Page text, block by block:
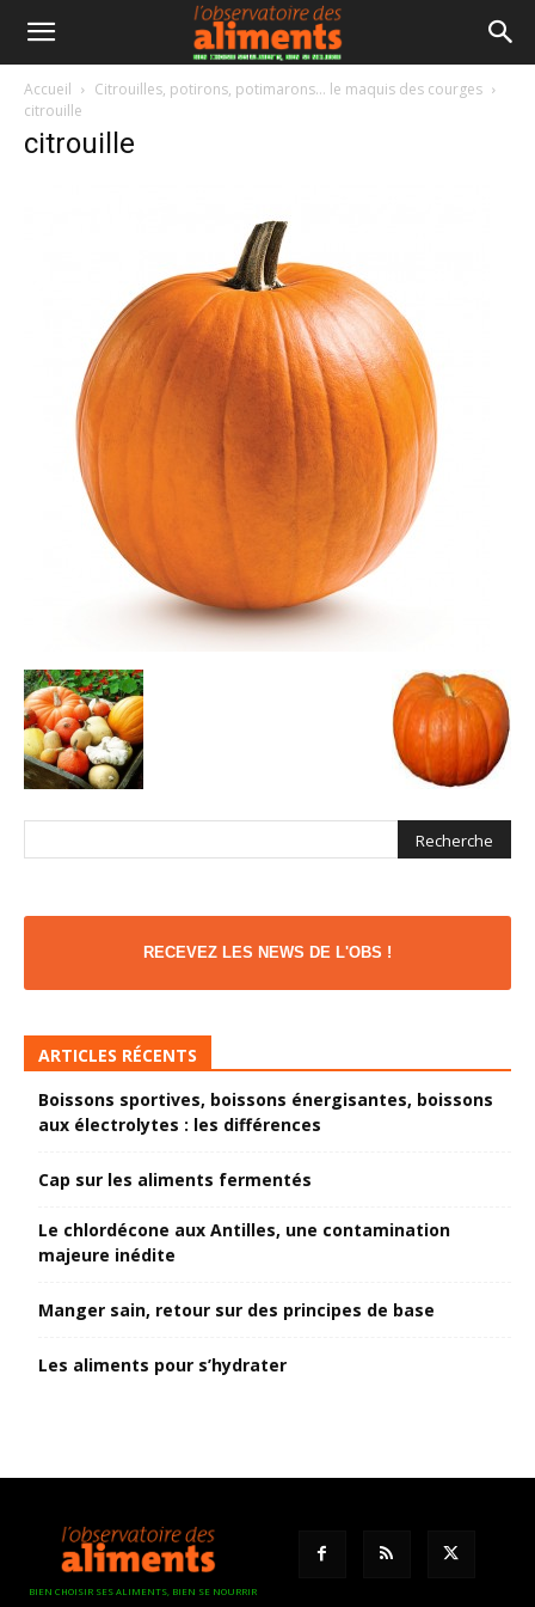
Accueil
Citrouilles, potirons, potimarons… le maquis des courges
citrouille
citrouille
RECEVEZ LES NEWS DE L'OBS !
ARTICLES RÉCENTS
Boissons sportives, boissons énergisantes, boissons
aux électrolytes : les différences
Cap sur les aliments fermentés
Le chlordécone aux Antilles, une contamination
majeure inédite
Manger sain, retour sur des principes de base
Les aliments pour s’hydrater
BIEN CHOISIR SES ALIMENTS, BIEN SE NOURRIR